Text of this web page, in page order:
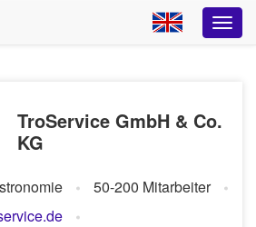
TroService GmbH & Co.
KG
50-200 Mitarbeiter